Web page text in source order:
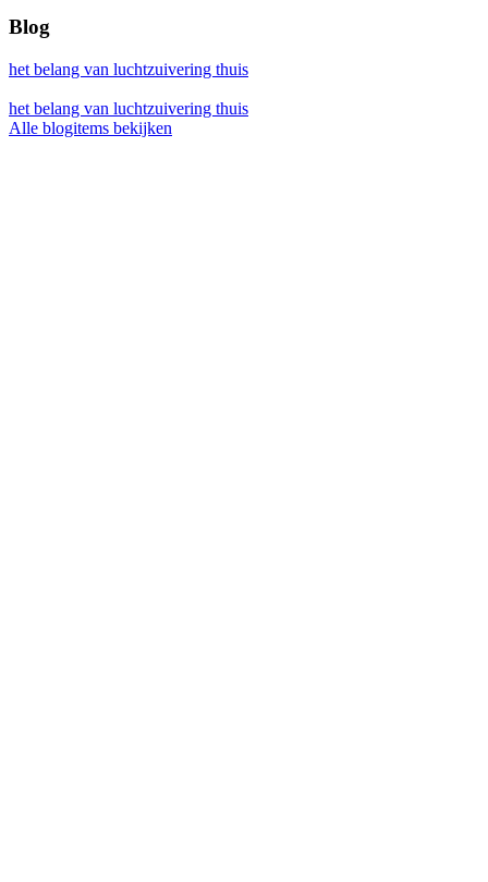
Blog
het belang van luchtzuivering thuis
het belang van luchtzuivering thuis
Alle blogitems bekijken